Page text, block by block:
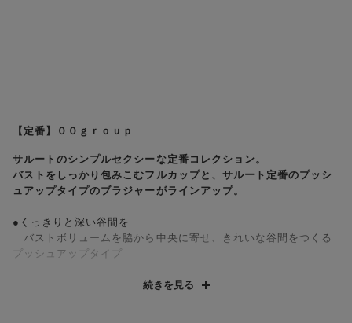
【定番】００ｇｒｏｕｐ
サルートのシンプルセクシーな定番コレクション。
バストをしっかり包みこむフルカップと、サルート定番のプッシ
ュアップタイプのブラジャーがラインアップ。
●くっきりと深い谷間を
バストボリュームを脇から中央に寄せ、きれいな谷間をつくる
プッシュアップタイプ
・前中心にはクリスタルチャーム付き
続きを見る